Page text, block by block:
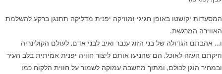
המסעדות יקושטו באופן חגיגי ומוזיקה יפנית מדליקה תתנגן ברקע להשלמת
האווירה המרגשת.
ו… אהבתם הגדולה של בני הזוג ענבר ואיב לבני אדם, לעולם הקולינריה
וזיקתם העזה לאוכל, הם שהניעו אותם ליצור חוויה יפנית אמיתית בלב העיר
ובמחיר הוגן לכולם, ומתוך מחשבה עמוקה לשמור על חווית הלקוח כמו